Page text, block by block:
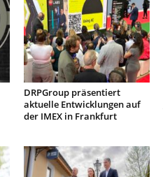
DRPGroup präsentiert
aktuelle Entwicklungen auf
der IMEX in Frankfurt